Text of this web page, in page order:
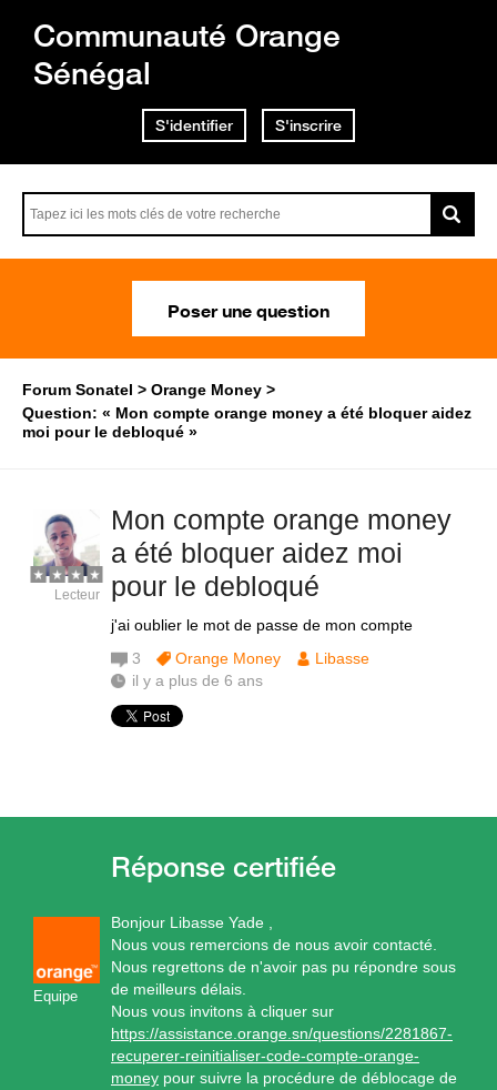
Communauté Orange
Sénégal
S'identifier S'inscrire
Poser une question
Forum Sonatel
Orange Money
Question: « Mon compte orange money a été bloquer aidez
moi pour le debloqué »
Mon compte orange money
a été bloquer aidez moi
pour le debloqué
j'ai oublier le mot de passe de mon compte
Lecteur
3 Orange Money
Libasse
il y a plus de 6 ans
Equipe
Bonjour Libasse Yade ,
Nous vous remercions de nous avoir contacté.
Nous regrettons de n'avoir pas pu répondre sous
de meilleurs délais.
Nous vous invitons à cliquer sur
https://assistance.orange.sn/questions/2281867-
recuperer-reinitialiser-code-compte-orange-
money pour suivre la procédure de déblocage de